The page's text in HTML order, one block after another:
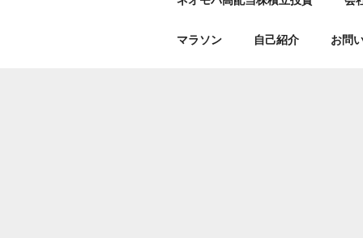
マラソン 自己紹介 お問